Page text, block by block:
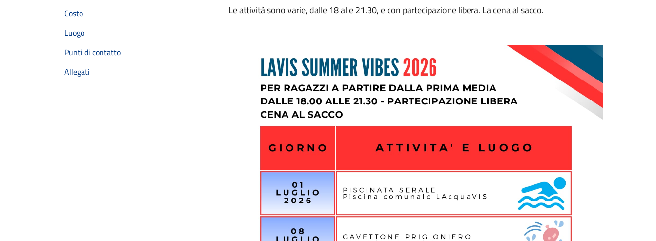
Costo
Luogo
Punti di contatto
Allegati
Le attività sono varie, dalle 18 alle 21.30, e con partecipazione libera. La cena al sacco.